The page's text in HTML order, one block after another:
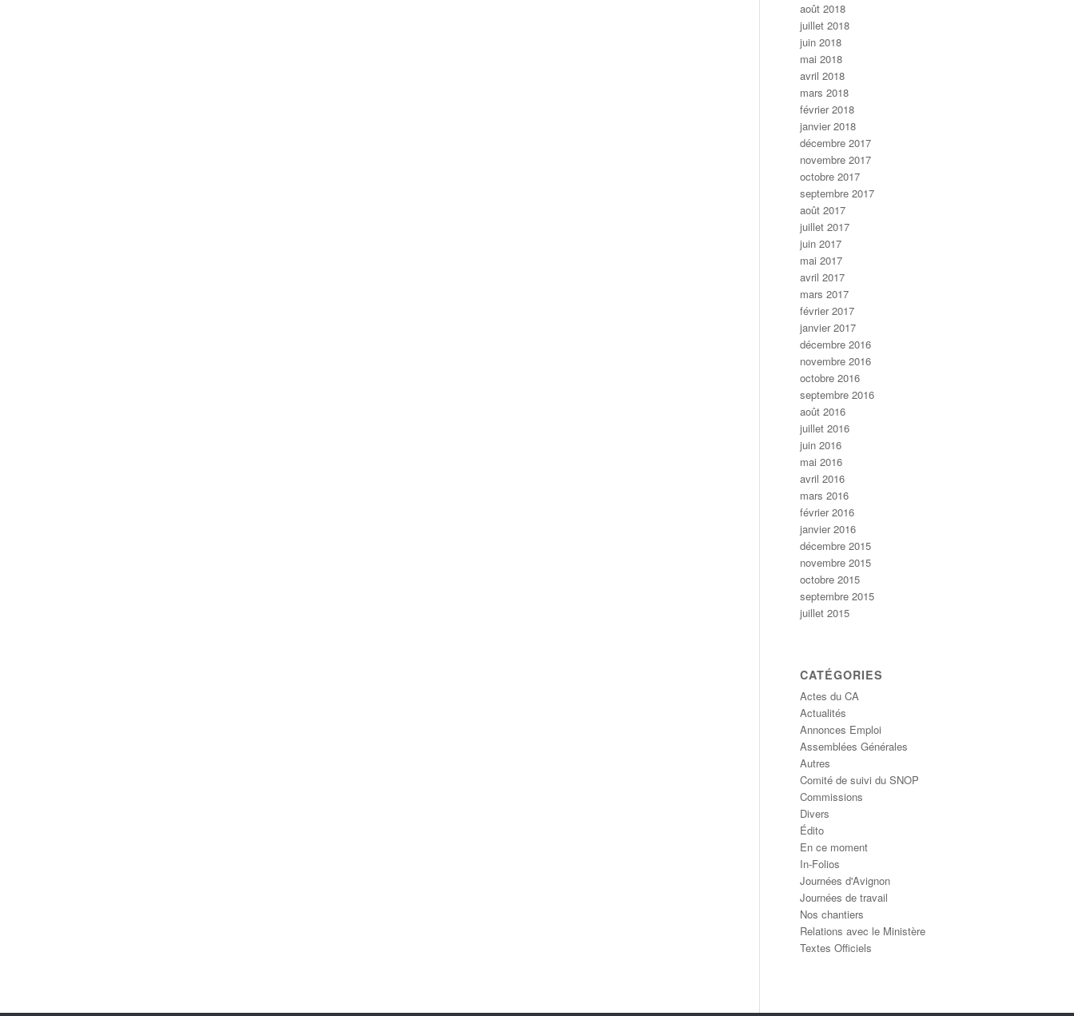
août 2018
juillet 2018
juin 2018
mai 2018
avril 2018
mars 2018
février 2018
janvier 2018
décembre 2017
novembre 2017
octobre 2017
septembre 2017
août 2017
juillet 2017
juin 2017
mai 2017
avril 2017
mars 2017
février 2017
janvier 2017
décembre 2016
novembre 2016
octobre 2016
septembre 2016
août 2016
juillet 2016
juin 2016
mai 2016
avril 2016
mars 2016
février 2016
janvier 2016
décembre 2015
novembre 2015
octobre 2015
septembre 2015
juillet 2015
CATÉGORIES
Actes du CA
Actualités
Annonces Emploi
Assemblées Générales
Autres
Comité de suivi du SNOP
Commissions
Divers
Édito
En ce moment
In-Folios
Journées d'Avignon
Journées de travail
Nos chantiers
Relations avec le Ministère
Textes Officiels